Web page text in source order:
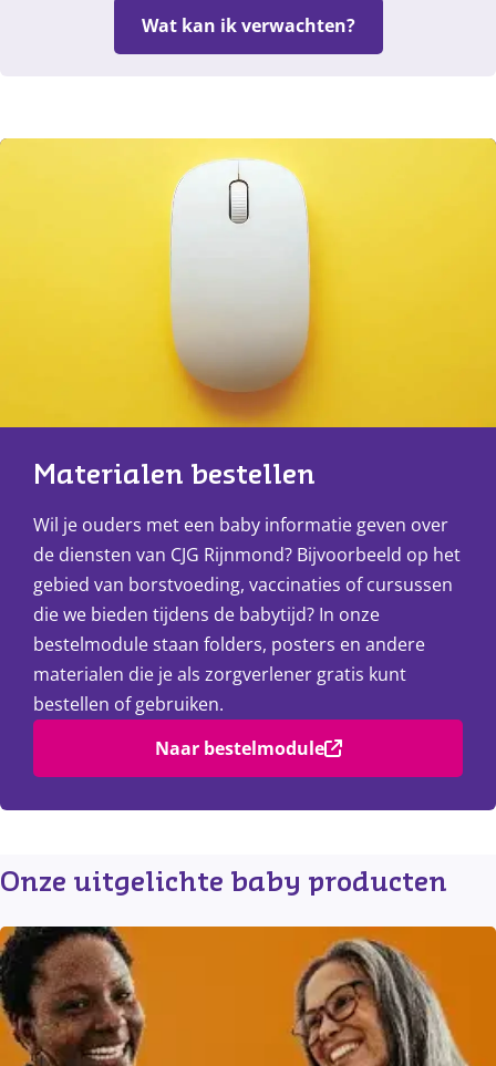
Wat kan ik verwachten?
Materialen bestellen
Wil je ouders met een baby informatie geven over
de diensten van CJG Rijnmond? Bijvoorbeeld op het
gebied van borstvoeding, vaccinaties of cursussen
die we bieden tijdens de babytijd? In onze
bestelmodule staan folders, posters en andere
materialen die je als zorgverlener gratis kunt
bestellen of gebruiken.
Naar bestelmodule
Onze uitgelichte baby producten